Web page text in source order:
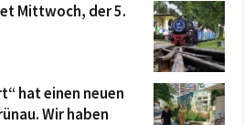
Mittwoch, der 5.
hat einen neuen
Wir haben